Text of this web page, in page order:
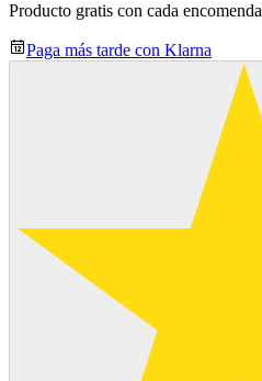
Producto gratis con cada encomenda
Paga más tarde con Klarna